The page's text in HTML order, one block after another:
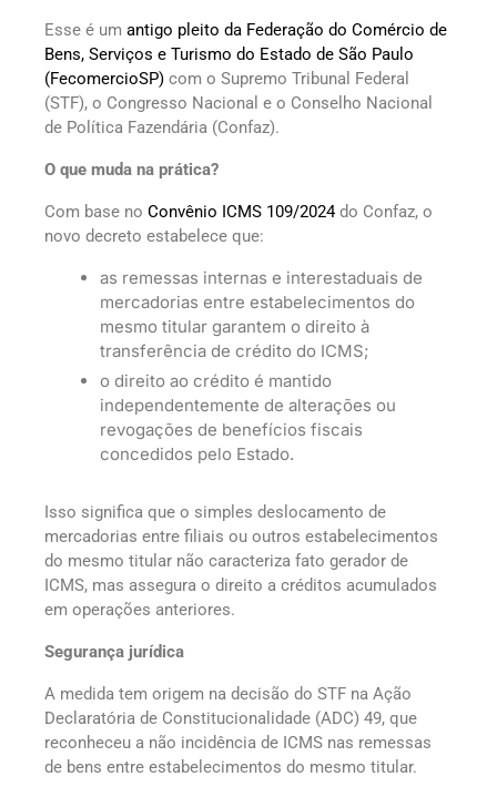
Esse é um antigo pleito da Federação do Comércio de
Bens, Serviços e Turismo do Estado de São Paulo
(FecomercioSP) com o Supremo Tribunal Federal
(STF), o Congresso Nacional e o Conselho Nacional
de Política Fazendária (Confaz).
O que muda na prática?
Com base no Convênio ICMS 109/2024do Confaz, o
novo decreto estabelece que:
as remessas internas e interestaduais de
mercadorias entre estabelecimentos do
mesmo titular garantem o direito à
transferência de crédito do ICMS;
o direito ao crédito é mantido
independentemente de alterações ou
revogações de benefícios fiscais
concedidos pelo Estado.
Isso significa que o simples deslocamento de
mercadorias entre filiais ou outros estabelecimentos
do mesmo titular não caracteriza fato gerador de
ICMS, mas assegura o direito a créditos acumulados
em operações anteriores.
Segurança jurídica
A medida tem origem na decisão do STF na Ação
Declaratória de Constitucionalidade (ADC) 49, que
reconheceu a não incidência de ICMS nas remessas
de bens entre estabelecimentos do mesmo titular.